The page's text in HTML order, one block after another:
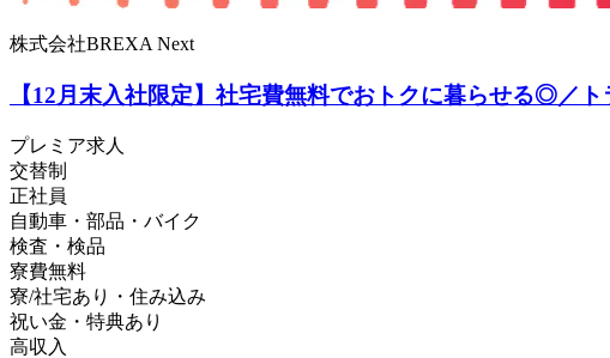
株式会社BREXA Next
【12月末入社限定】社宅費無料でおトクに暮らせる◎／
プレミア求人
交替制
正社員
自動車・部品・バイク
検査・検品
寮費無料
寮/社宅あり・住み込み
祝い金・特典あり
高収入